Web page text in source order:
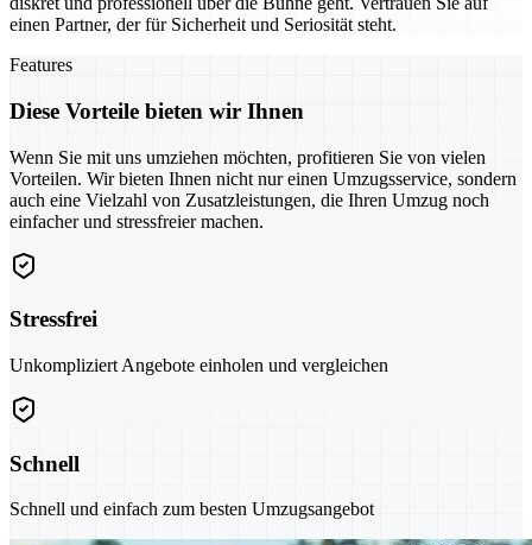
einen Partner, der für Sicherheit und Seriosität steht.
Features
Diese Vorteile bieten wir Ihnen
Wenn Sie mit uns umziehen möchten, profitieren Sie von vielen
Vorteilen. Wir bieten Ihnen nicht nur einen Umzugsservice, sondern
auch eine Vielzahl von Zusatzleistungen, die Ihren Umzug noch
einfacher und stressfreier machen.
Stressfrei
Unkompliziert Angebote einholen und vergleichen
Schnell
Schnell und einfach zum besten Umzugsangebot